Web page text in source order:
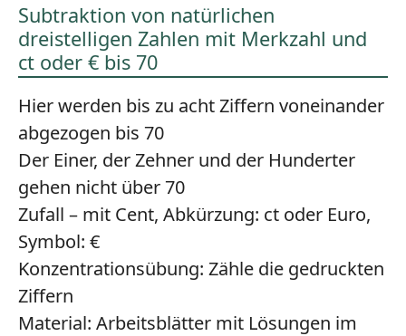
Subtraktion von natürlichen
dreistelligen Zahlen mit Merkzahl und
ct oder € bis 70
Hier werden bis zu acht Ziffern voneinander
abgezogen bis 70
Der Einer, der Zehner und der Hunderter
gehen nicht über 70
Zufall – mit Cent, Abkürzung: ct oder Euro,
Symbol: €
Konzentrationsübung: Zähle die gedruckten
Ziffern
Material: Arbeitsblätter mit Lösungen im